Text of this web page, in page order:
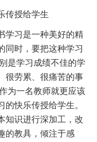
传授给学生
学习是一种美好的精
同时，要把这种学习
是学习成绩不佳的学
很劳累、很痛苦的事
为一名教师就更应该
快乐传授给学生。
知识进行深加工，改
的教具，倾注于感